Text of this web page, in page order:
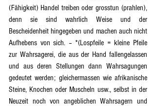
(Fähigkeit) Handel treiben oder grosstun (prahlen),
denn sie sind wahrlich Weise und der
Bescheidenheit hingegeben und machen auch nicht
Aufhebens von sich. – *(Lospfeile = kleine Pfeile
zur Wahrsagerei, die aus der Hand fallengelassen
und aus deren Stellungen dann Wahrsagungen
gedeutet werden; gleichermassen wie afrikanische
Steine, Knochen oder Muscheln usw., selbst in der
Neuzeit noch von angeblichen Wahrsagern und